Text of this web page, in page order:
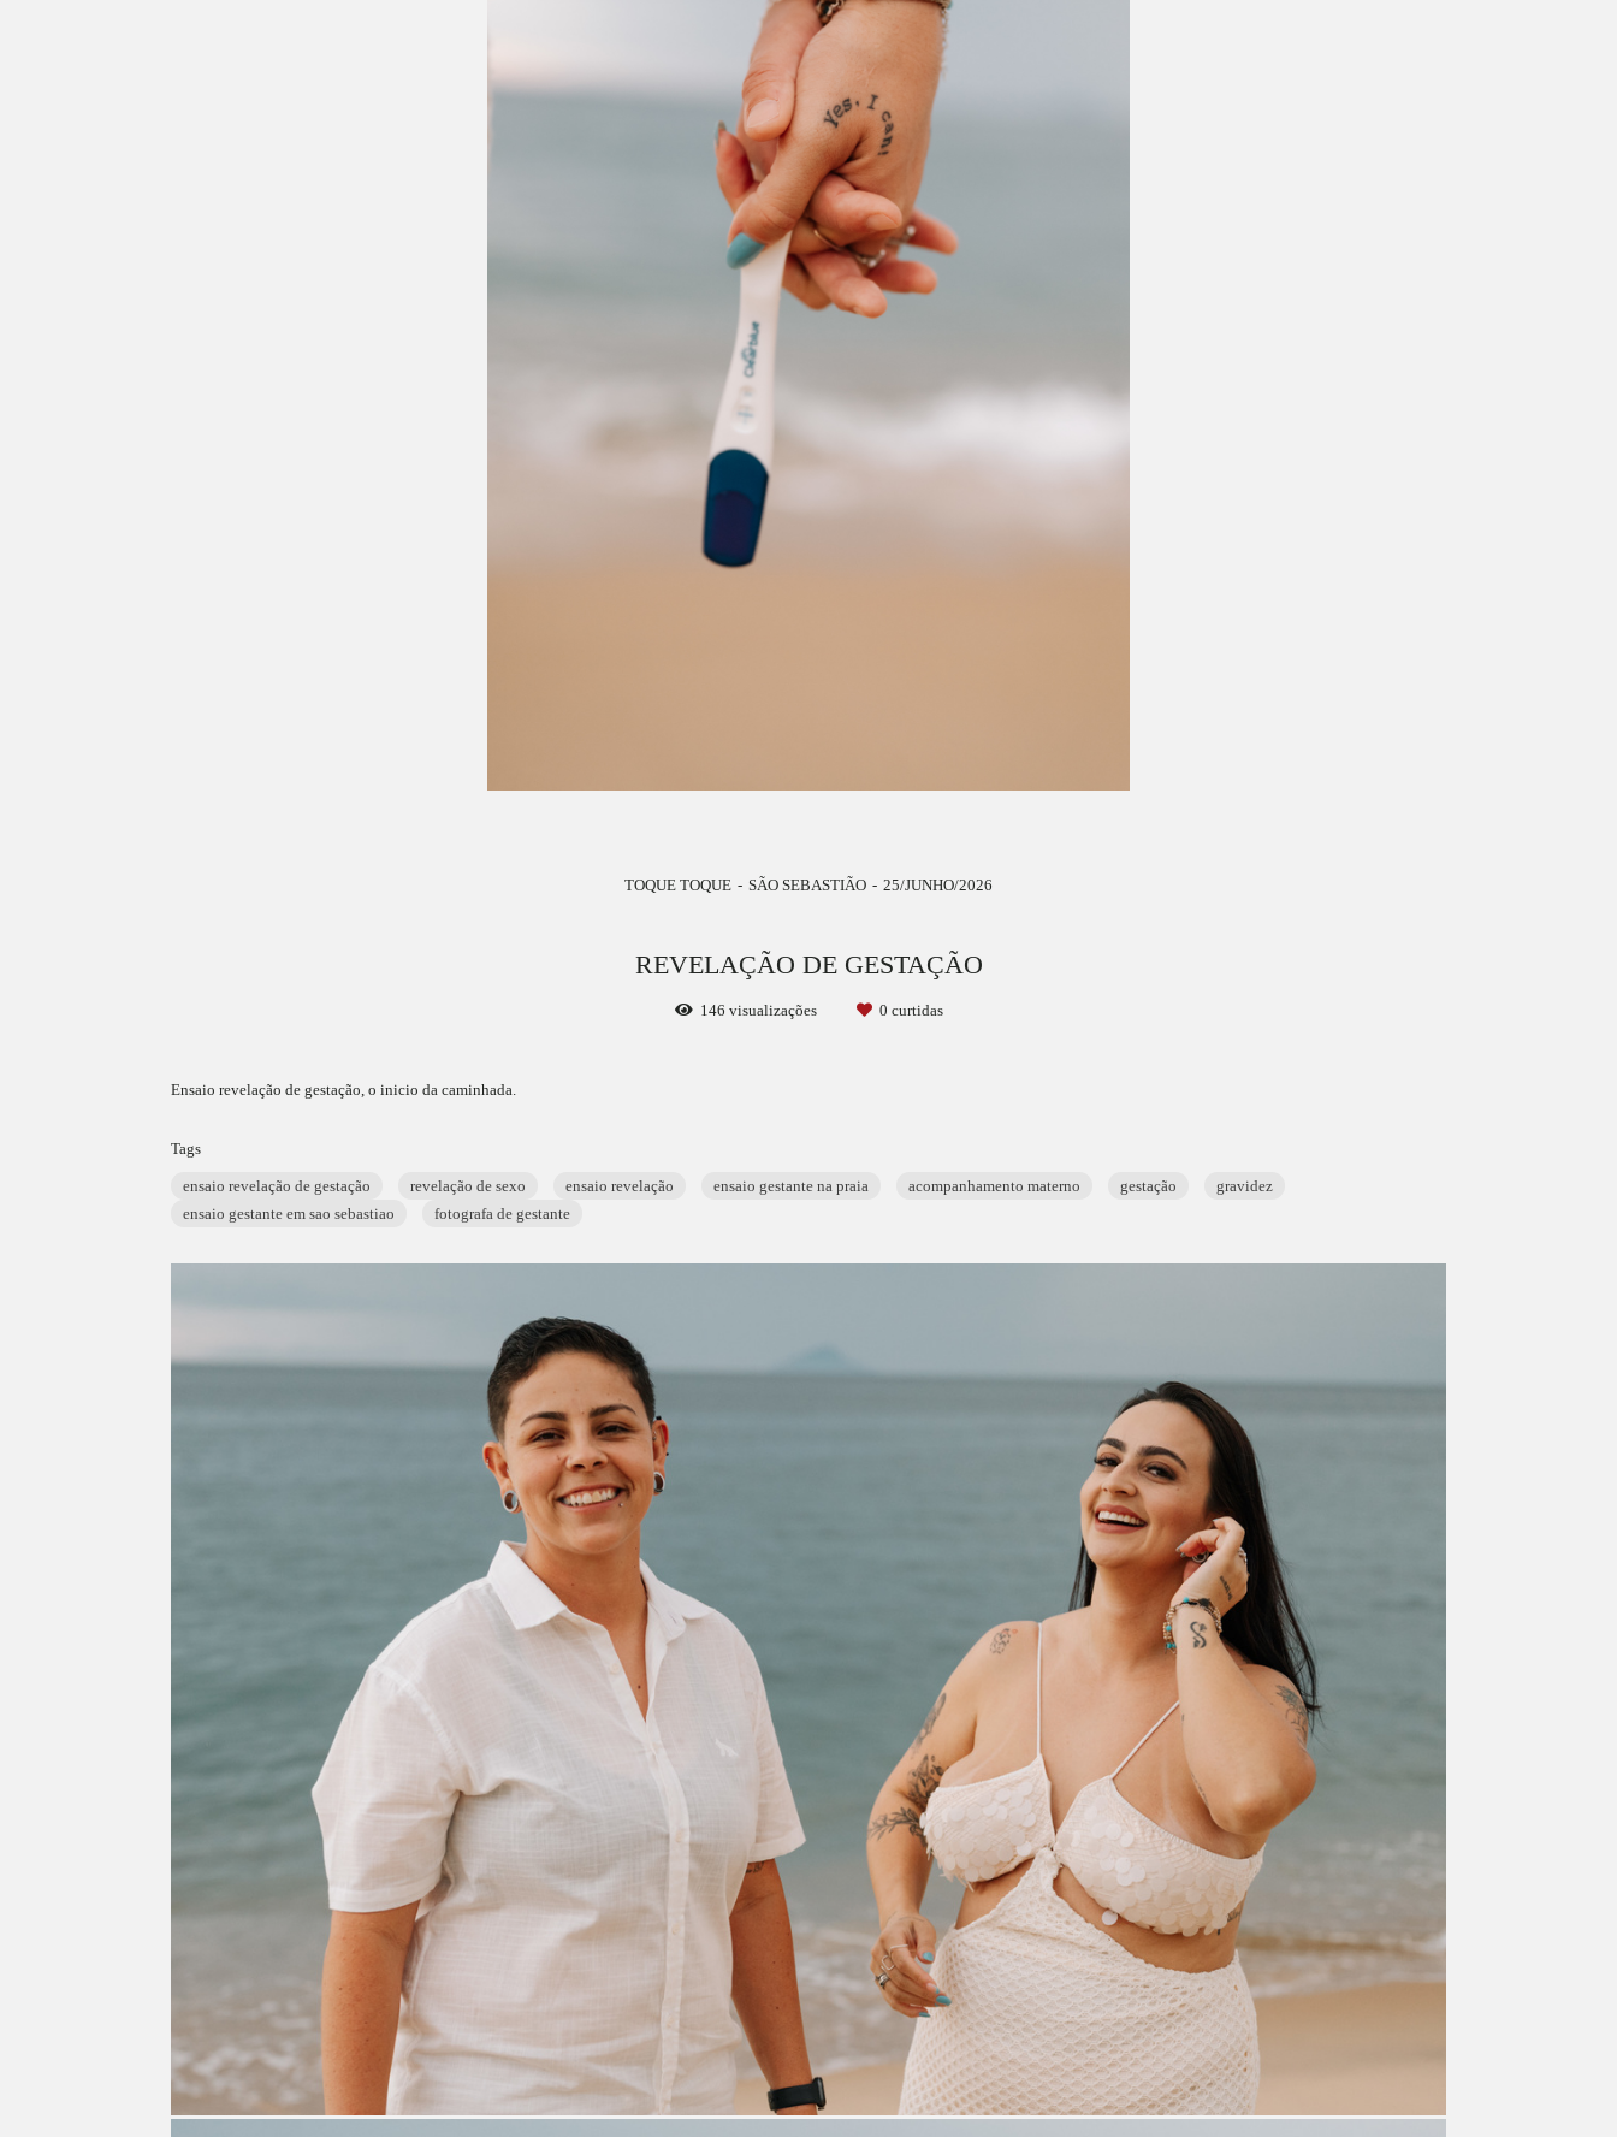
TOQUE TOQUE SÃO SEBASTIÃO 25/JUNHO/2026
REVELAÇÃO DE GESTAÇÃO
146 visualizações 0 curtidas
Ensaio revelação de gestação, o inicio da caminhada.
Tags
ensaio revelação de gestação revelação de sexo ensaio revelação ensaio gestante na praia acompanhamento materno gestação
gravidez
ensaio gestante em sao sebastiao
fotografa de gestante